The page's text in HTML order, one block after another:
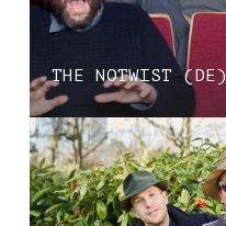
THE NOTWIST (DE)